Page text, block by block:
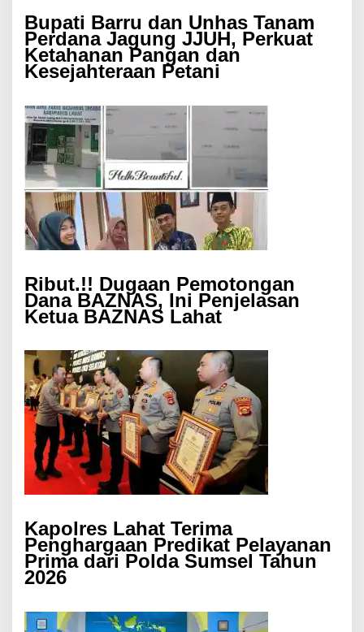
Bupati Barru dan Unhas Tanam
Perdana Jagung JJUH, Perkuat
Ketahanan Pangan dan
Kesejahteraan Petani
Ribut.!! Dugaan Pemotongan
Dana BAZNAS, Ini Penjelasan
Ketua BAZNAS Lahat
Kapolres Lahat Terima
Penghargaan Predikat Pelayanan
Prima dari Polda Sumsel Tahun
2026